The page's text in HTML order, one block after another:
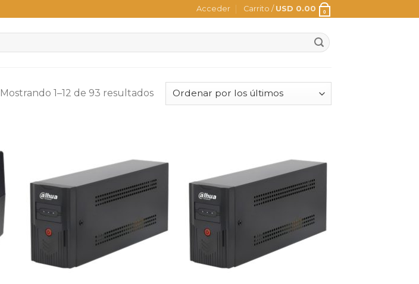
Acceder Carrito / USD 0.00 0
Mostrando 1–12 de 93 resultados